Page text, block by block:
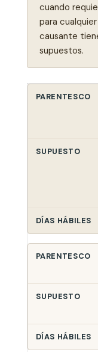
cuando
para
causante
supuestos.